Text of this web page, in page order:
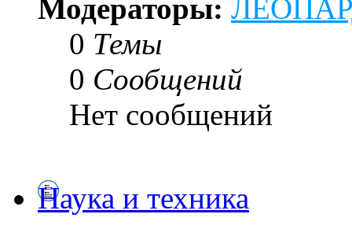
Модераторы:
0 Темы
0 Сообщений
Нет сообщений
Наука и техника